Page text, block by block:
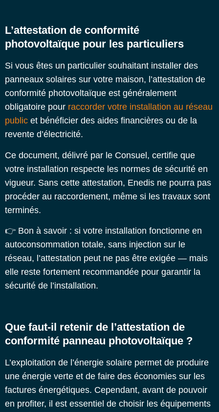
L’attestation de conformité
photovoltaïque pour les particuliers
Si vous êtes un particulier souhaitant installer des
panneaux solaires sur votre maison, l’attestation de
conformité photovoltaïque est généralement
obligatoire pour raccorder votre installation au réseau
public et bénéficier des aides financières ou de la
revente d’électricité.
Ce document, délivré par le Consuel, certifie que
votre installation respecte les normes de sécurité en
vigueur. Sans cette attestation, Enedis ne pourra pas
procéder au raccordement, même si les travaux sont
terminés.
👉 Bon à savoir : si votre installation fonctionne en
autoconsommation totale, sans injection sur le
réseau, l’attestation peut ne pas être exigée — mais
elle reste fortement recommandée pour garantir la
sécurité de l’installation.
Que faut-il retenir de l’attestation de
conformité panneau photovoltaïque ?
L’exploitation de l’énergie solaire permet de produire
une énergie verte et de faire des économies sur les
factures énergétiques. Cependant, avant de pouvoir
en profiter, il est essentiel de choisir les équipements